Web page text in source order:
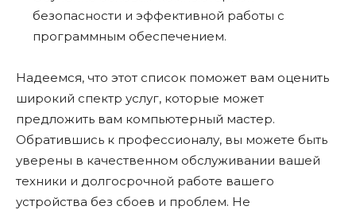
безопасности и эффективной работы с
программным обеспечением.
Надеемся, что этот список поможет вам оценить
широкий спектр услуг, которые может
предложить вам компьютерный мастер.
Обратившись к профессионалу, вы можете быть
уверены в качественном обслуживании вашей
техники и долгосрочной работе вашего
устройства без сбоев и проблем. Не